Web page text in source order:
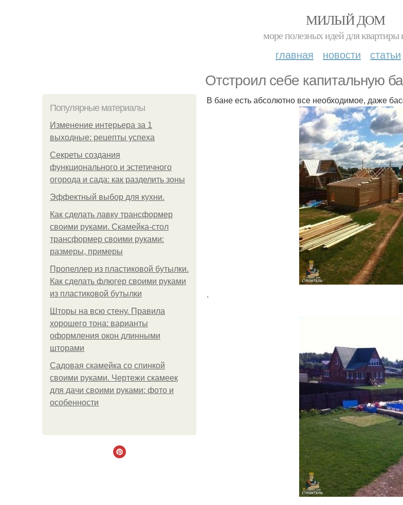
МИЛЫЙ ДОМ
море полезных идей для квартиры
главная новости статьи
Отстроил себе капитальную
Популярные материалы
Изменение интерьера за 1
выходные: рецепты успеха
Секреты создания
функционального и эстетичного
огорода и сада: как разделить зоны
Эффектный выбор для кухни.
Как сделать лавку трансформер
своими руками. Скамейка-стол
трансформер своими руками:
размеры, примеры
Пропеллер из пластиковой бутылки.
Как сделать флюгер своими руками
из пластиковой бутылки
Шторы на всю стену. Правила
хорошего тона: варианты
оформления окон длинными
шторами
Садовая скамейка со спинкой
своими руками. Чертежи скамеек
для дачи своими руками: фото и
особенности
В бане есть абсолютно все необходимое, даже
.